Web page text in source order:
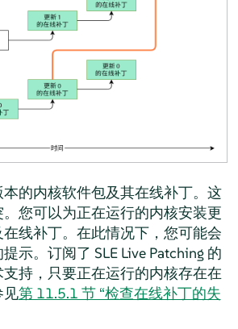
的内核软件包及其在线补丁。这
您可以为正在运行的内核安装更
线补丁。在此情况下，您可能会
示。订阅了 SLE Live Patching 的
持，只要正在运行的内核存在在
见第 11.5.1 节 “检查在线补丁的失